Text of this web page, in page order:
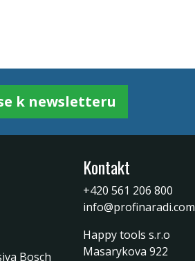
k newsletteru
Bosch
Kontakt
+420 561 206 800
info@profinaradi.com
Happy tools s.r.o
Masarykova 922